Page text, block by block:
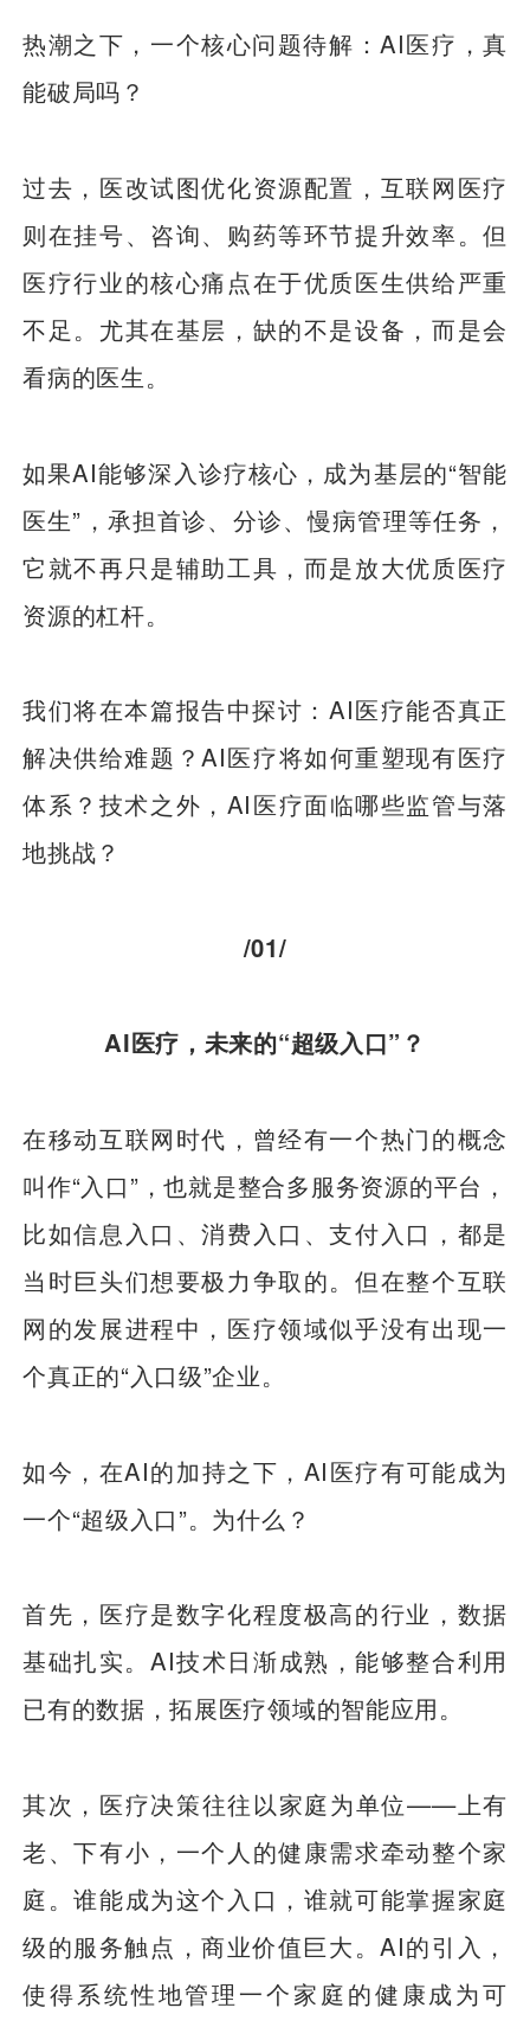
热潮之下，一个核心问题待解：AI医疗，真
能破局吗？
过去，医改试图优化资源配置，互联网医疗
则在挂号、咨询、购药等环节提升效率。但
医疗行业的核心痛点在于优质医生供给严重
不足。尤其在基层，缺的不是设备，而是会
看病的医生。
如果AI能够深入诊疗核心，成为基层的“智能
医生”，承担首诊、分诊、慢病管理等任务，
它就不再只是辅助工具，而是放大优质医疗
资源的杠杆。
我们将在本篇报告中探讨：AI医疗能否真正
解决供给难题？AI医疗将如何重塑现有医疗
体系？技术之外，AI医疗面临哪些监管与落
地挑战？
/01/
AI医疗，未来的“超级入口”？
在移动互联网时代，曾经有一个热门的概念
叫作“入口”，也就是整合多服务资源的平台，
比如信息入口、消费入口、支付入口，都是
当时巨头们想要极力争取的。但在整个互联
网的发展进程中，医疗领域似乎没有出现一
个真正的“入口级”企业。
如今，在AI的加持之下，AI医疗有可能成为
一个“超级入口”。为什么？
首先，医疗是数字化程度极高的行业，数据
基础扎实。AI技术日渐成熟，能够整合利用
已有的数据，拓展医疗领域的智能应用。
其次，医疗决策往往以家庭为单位——上有
老、下有小，一个人的健康需求牵动整个家
庭。谁能成为这个入口，谁就可能掌握家庭
级的服务触点，商业价值巨大。AI的引入，
使得系统性地管理一个家庭的健康成为可